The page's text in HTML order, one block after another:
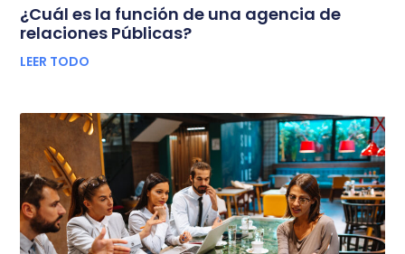
¿Cuál es la función de una agencia de
relaciones Públicas?
LEER TODO